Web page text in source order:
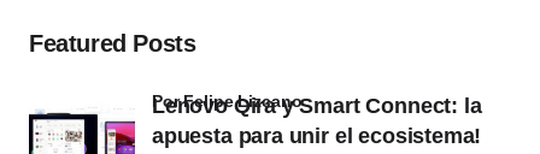
Featured Posts
Lenovo Qira y Smart Connect: la
apuesta para unir el ecosistema!
por Felipe Lizcano